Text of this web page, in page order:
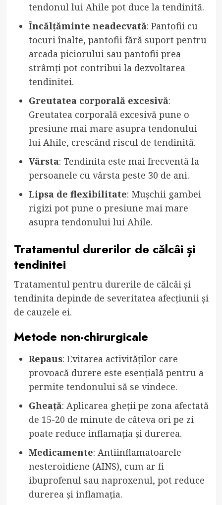
tendonul lui Ahile pot duce la tendinită.
Încălțăminte neadecvată: Pantofii cu
tocuri înalte, pantofii fără suport pentru
arcada piciorului sau pantofii prea
strâmți pot contribui la dezvoltarea
tendinitei.
Greutatea corporală excesivă:
Greutatea corporală excesivă pune o
presiune mai mare asupra tendonului
lui Ahile, crescând riscul de tendinită.
Vârsta: Tendinita este mai frecventă la
persoanele cu vârsta peste 30 de ani.
Lipsa de flexibilitate: Mușchii gambei
rigizi pot pune o presiune mai mare
asupra tendonului lui Ahile.
Tratamentul durerilor de călcâi și
tendinitei
Tratamentul pentru durerile de călcâi și
tendinita depinde de severitatea afecțiunii și
de cauzele ei.
Metode non-chirurgicale
Repaus: Evitarea activităților care
provoacă durere este esențială pentru a
permite tendonului să se vindece.
Gheață: Aplicarea gheții pe zona afectată
de 15-20 de minute de câteva ori pe zi
poate reduce inflamația și durerea.
Medicamente: Antiinflamatoarele
nesteroidiene (AINS), cum ar fi
ibuprofenul sau naproxenul, pot reduce
durerea și inflamația.